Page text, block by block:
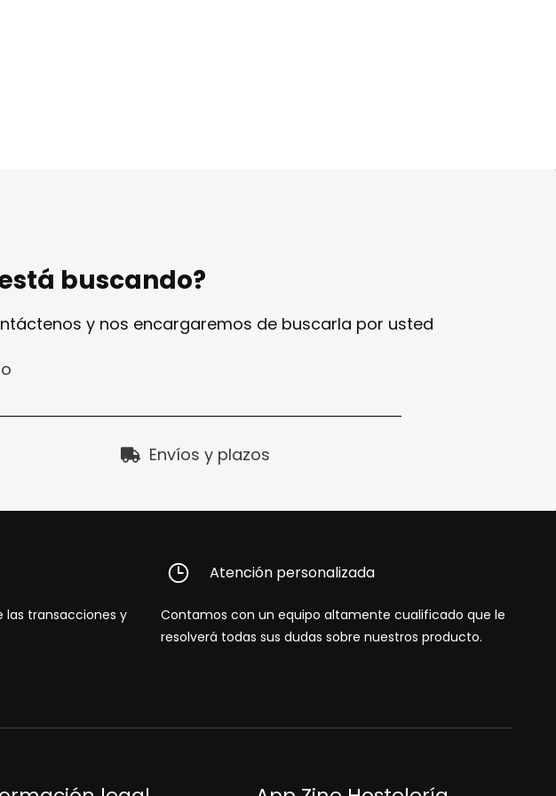
buscando?
y nos encargaremos de buscarla por usted
Envíos y plazos
las transacciones y
Atención personalizada
Contamos con un equipo altamente cualificado que le
resolverá todas sus dudas sobre nuestros producto.